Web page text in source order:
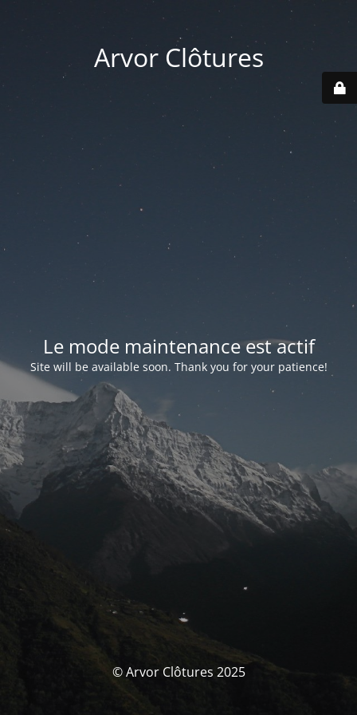
Arvor Clôtures
Le mode maintenance est actif
Site will be available soon. Thank you for your patience!
© Arvor Clôtures 2025